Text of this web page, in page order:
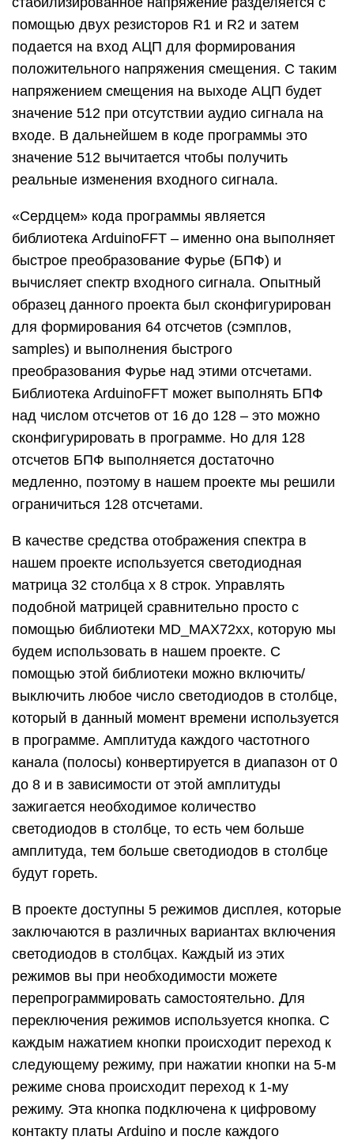
помощью двух резисторов R1 и R2 и затем
подается на вход АЦП для формирования
положительного напряжения смещения. С таким
напряжением смещения на выходе АЦП будет
значение 512 при отсутствии аудио сигнала на
входе. В дальнейшем в коде программы это
значение 512 вычитается чтобы получить
реальные изменения входного сигнала.
«Сердцем» кода программы является
библиотека ArduinoFFT – именно она выполняет
быстрое преобразование Фурье (БПФ) и
вычисляет спектр входного сигнала. Опытный
образец данного проекта был сконфигурирован
для формирования 64 отсчетов (сэмплов,
samples) и выполнения быстрого
преобразования Фурье над этими отсчетами.
Библиотека ArduinoFFT может выполнять БПФ
над числом отсчетов от 16 до 128 – это можно
сконфигурировать в программе. Но для 128
отсчетов БПФ выполняется достаточно
медленно, поэтому в нашем проекте мы решили
ограничиться 128 отсчетами.
В качестве средства отображения спектра в
нашем проекте используется светодиодная
матрица 32 столбца х 8 строк. Управлять
подобной матрицей сравнительно просто с
помощью библиотеки MD_MAX72xx, которую мы
будем использовать в нашем проекте. С
помощью этой библиотеки можно включить/
выключить любое число светодиодов в столбце,
который в данный момент времени используется
в программе. Амплитуда каждого частотного
канала (полосы) конвертируется в диапазон от 0
до 8 и в зависимости от этой амплитуды
зажигается необходимое количество
светодиодов в столбце, то есть чем больше
амплитуда, тем больше светодиодов в столбце
будут гореть.
В проекте доступны 5 режимов дисплея, которые
заключаются в различных вариантах включения
светодиодов в столбцах. Каждый из этих
режимов вы при необходимости можете
перепрограммировать самостоятельно. Для
переключения режимов используется кнопка. С
каждым нажатием кнопки происходит переход к
следующему режиму, при нажатии кнопки на 5-м
режиме снова происходит переход к 1-му
режиму. Эта кнопка подключена к цифровому
контакту платы Arduino и после каждого